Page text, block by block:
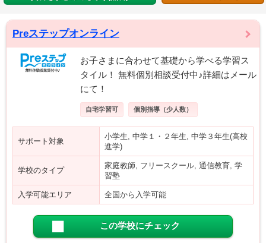
Preステップオンライン
お子さまに合わせて基礎から学べる学習ス
タイル！ 無料個別相談受付中♪詳細はメール
にて！
自宅学習可 個別指導（少人数）
サポート対象
小学生, 中学１・２年生, 中学３年生(高校
進学)
学校のタイプ
家庭教師, フリースクール, 通信教育, 学
習塾
入学可能エリア 全国から入学可能
この学校にチェック